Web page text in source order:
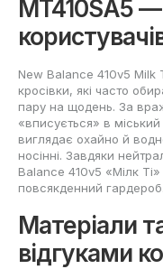
MT410SA5
New Balance 410v5 Milk
кросівки, які часто
пару на щодень. За
«вписується» в
виглядає охайно й
носінні. Завдяки
Balance 410v5 «Мілк
повсякденний гардероб.
Матеріали
відгуками